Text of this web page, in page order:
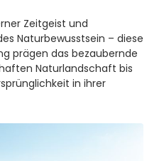
Zeitgeist und
Naturbewusstsein – diese
prägen das bezaubernde
Naturlandschaft bis
in ihrer